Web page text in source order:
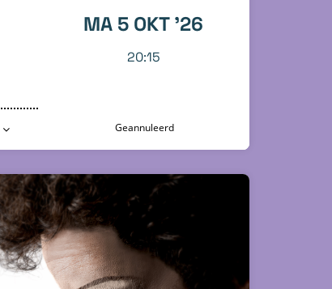
MA 5 OKT '26
20:15
Geannuleerd